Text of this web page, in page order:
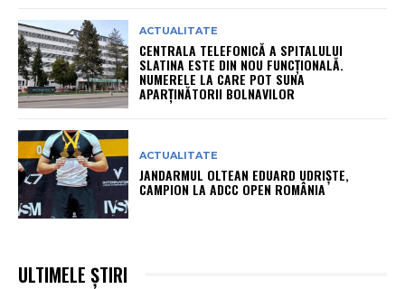
ACTUALITATE
CENTRALA TELEFONICĂ A SPITALULUI
SLATINA ESTE DIN NOU FUNCȚIONALĂ.
NUMERELE LA CARE POT SUNA
APARȚINĂTORII BOLNAVILOR
ACTUALITATE
JANDARMUL OLTEAN EDUARD UDRIȘTE,
CAMPION LA ADCC OPEN ROMÂNIA
ULTIMELE ȘTIRI